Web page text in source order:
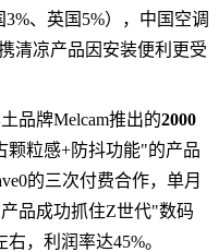
、英国5%），中国空调
清凉产品因安装便利更受
品牌Melcam推出的2000
颗粒感+防抖功能"的产品
的三次付费合作，单月
品成功抓住Z世代"数码
，利润率达45%。